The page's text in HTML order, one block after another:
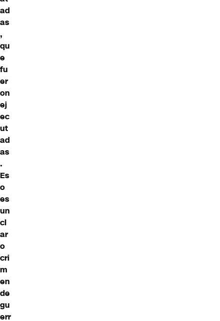
ad
as
,
qu
e
fu
er
on
ej
ec
ut
ad
as
.
Es
o
es
un
cl
ar
o
cri
m
en
de
gu
err